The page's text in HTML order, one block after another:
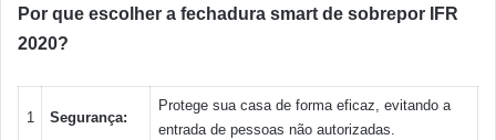
Por que escolher a fechadura smart de sobrepor IFR
2020?
1 Segurança:
Protege sua casa de forma eficaz, evitando a
entrada de pessoas não autorizadas.